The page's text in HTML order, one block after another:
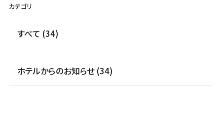
カテゴリ
すべて (34)
ホテルからのお知らせ (34)